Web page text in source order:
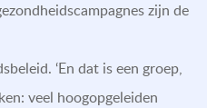
zijn de
‘En dat is een groep,
veel hoogopgeleiden